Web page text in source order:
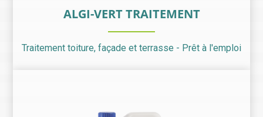
ALGI-VERT TRAITEMENT
Traitement toiture, façade et terrasse - Prêt à l'emploi